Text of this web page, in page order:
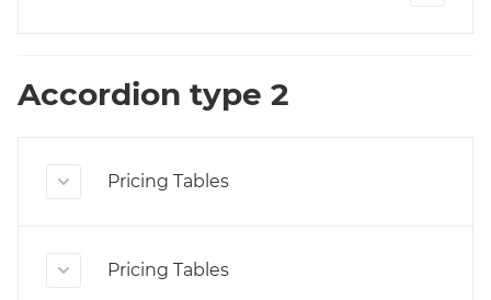
Accordion type 2
Pricing Tables
Pricing Tables